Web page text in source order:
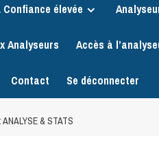
élevée
Analyseurs Accès à
Contact Se déconnecter
& STATS